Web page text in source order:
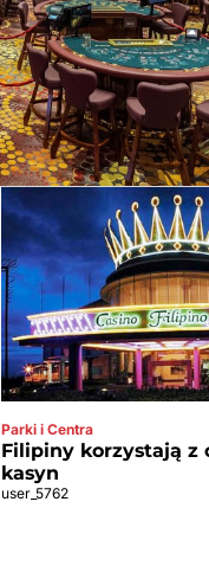
Parki i Centra
Filipiny korzystają z
kasyn
user_5762